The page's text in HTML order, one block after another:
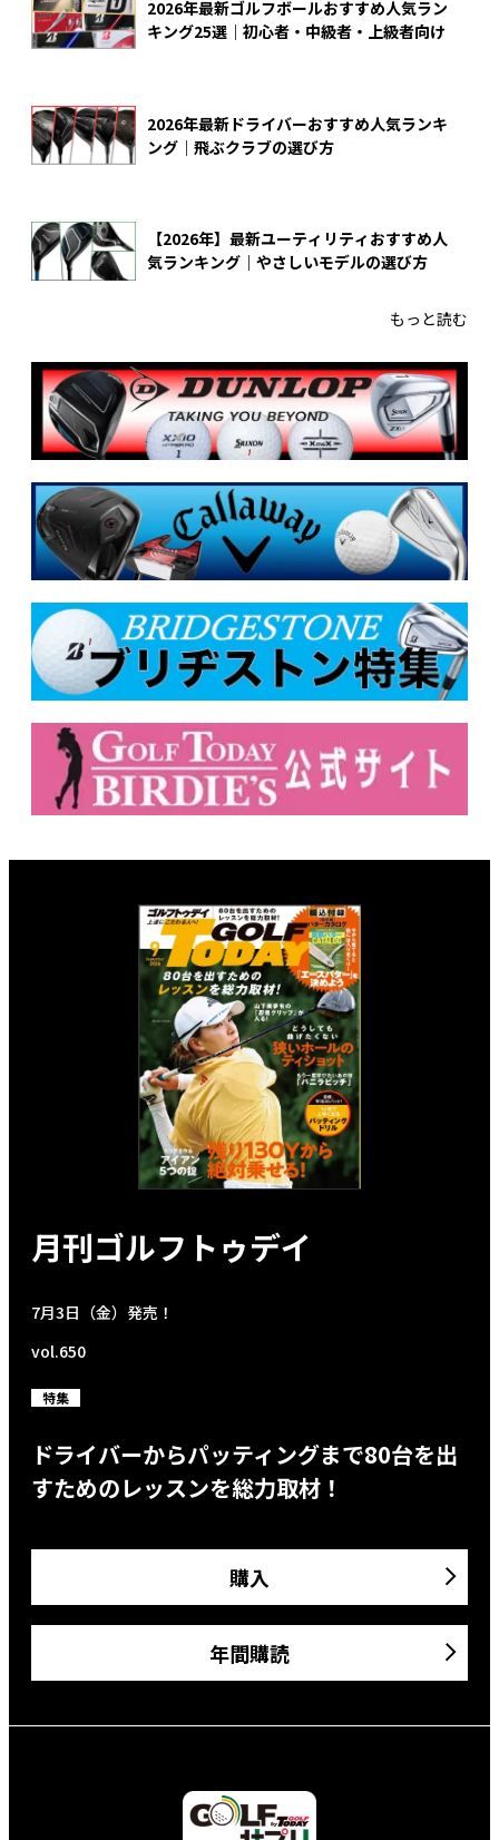
2026年最新ゴルフボールおすすめ人気ラン
キング25選｜初心者・中級者・上級者向け
2026年最新ドライバーおすすめ人気ランキ
ング｜飛ぶクラブの選び方
【2026年】最新ユーティリティおすすめ人
気ランキング｜やさしいモデルの選び方
もっと読む
月刊ゴルフトゥデイ
7月3日（金）発売！
vol.650
特集
ドライバーからパッティングまで80台を出
すためのレッスンを総力取材！
購入
年間購読